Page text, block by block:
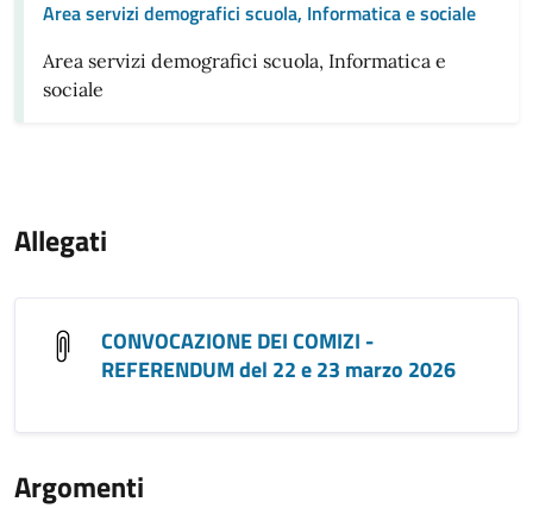
Area servizi demografici scuola, Informatica e sociale
Area servizi demografici scuola, Informatica e
sociale
Allegati
CONVOCAZIONE DEI COMIZI -
REFERENDUM del 22 e 23 marzo 2026
Argomenti